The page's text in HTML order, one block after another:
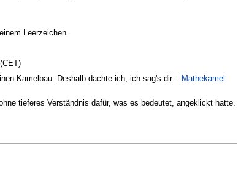
Leerzeichen.
Kamelbau. Deshalb dachte ich, ich sag's dir. --Mathekamel
tieferes Verständnis dafür, was es bedeutet, angeklickt hatte.